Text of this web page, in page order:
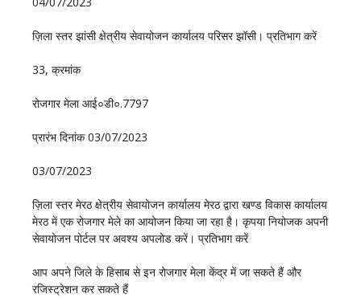
ज़िला स्तर झांसी क्षेत्रीय सेवायोजन कार्यालय परिसर झॉसी। प्रतिभाग करें
33, क्रमांक
रोजगार मेला आई०डी०.7797
प्रारंभ दिनांक 03/07/2023
03/07/2023
ज़िला स्तर मेरठ क्षेत्रीय सेवायोजन कार्यालय मेरठ द्वारा खण्ड विकास कार्यालय
मेरठ में एक रोजगार मेले का आयोजन किया जा रहा है। कृपया नियोजक अपनी
सेवायोजन पोर्टल पर अवश्य अपलोड करें। प्रतिभाग करें
आप अपने जिले के हिसाब से इन रोजगार मेला केंद्र में जा सकते हैं और
रजिस्ट्रेशन कर सकते हैं